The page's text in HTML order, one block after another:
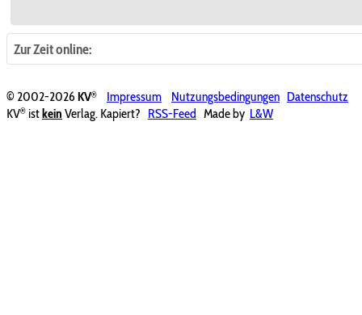
Zur Zeit online:
© 2002-2026KV® Impressum Nutzungsbedingungen Datenschutz
KV® ist kein Verlag. Kapiert? RSS-Feed Made by L&W